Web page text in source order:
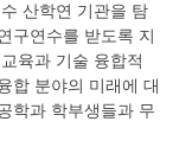
산학연 기관을 탐
구연수를 받도록 지
육과 기술 융합적
합 분야의 미래에 대
학과 학부생들과 무